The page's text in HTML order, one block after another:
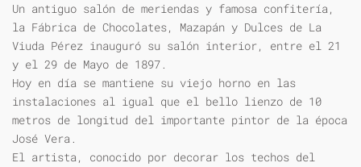
Un antiguo salón de meriendas y famosa confitería,
la Fábrica de Chocolates, Mazapán y Dulces de La
Viuda Pérez inauguró su salón interior, entre el 21
y el 29 de Mayo de 1897.
Hoy en día se mantiene su viejo horno en las
instalaciones al igual que el bello lienzo de 10
metros de longitud del importante pintor de la época
José Vera.
El artista, conocido por decorar los techos del